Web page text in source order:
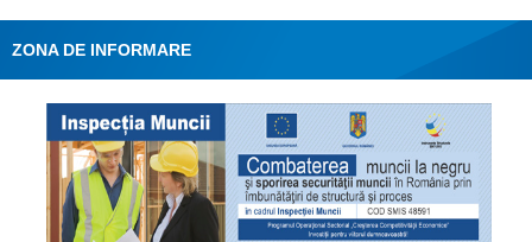
ZONA DE INFORMARE